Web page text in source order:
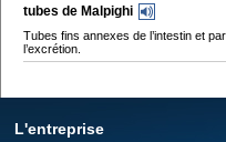
tubes de Malpighi
Tubes fins annexes de l’intestin et
l’excrétion.
L'entreprise